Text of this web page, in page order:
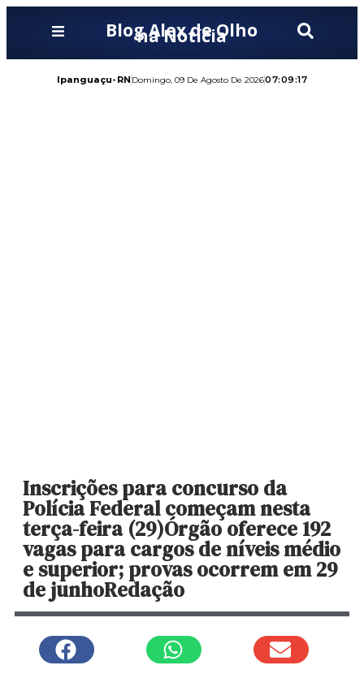
Blog Alex de Olho
na Notícia
Ipanguaçu-RN Domingo, 09 De Agosto De 202607:09:18
Inscrições para concurso da
Polícia Federal começam nesta
terça-feira (29)Órgão oferece 192
vagas para cargos de níveis médio
e superior; provas ocorrem em 29
de junhoRedação